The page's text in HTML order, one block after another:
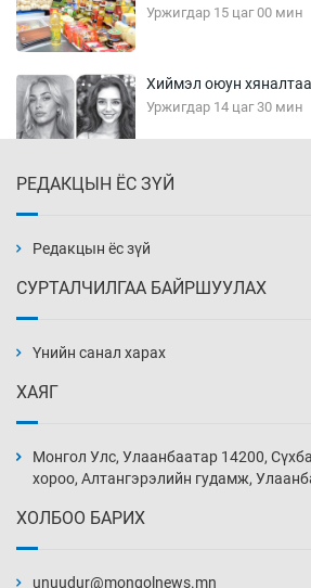
Уржигдар 15 цаг 00 мин
Хиймэл оюун
Уржигдар 14 цаг 30 мин
Уржигдар 14 цаг 00 мин
нэмэгджээ
Уржигдар 13 цаг 30 мин
Уржигдар 13 цаг 00 мин
РЕДАКЦЫН ЁС ЗҮЙ
Редакцын ёс зүй
СУРТАЛЧИЛГАА БАЙРШУУЛАХ
Үнийн санал харах
ХАЯГ
Монгол Улс, Улаанбаатар 14200,
хороо, Алтангэрэлийн гудамж,
ХОЛБОО БАРИХ
unuudur@mongolnews.mn